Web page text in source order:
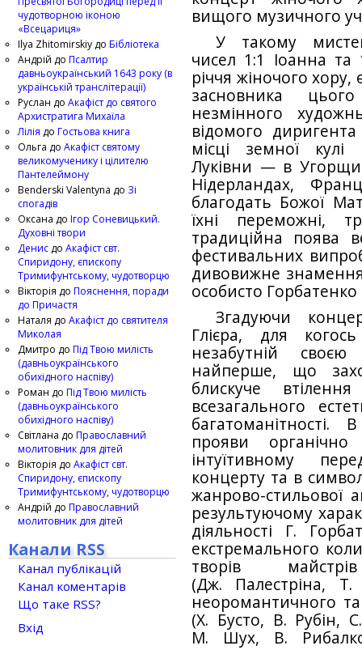
вищого музичного
У такому
чисел 1:1 Іоанна та
річчя жіночого
засновника цього
незмінного
відомого
місці земної
Луківни — в
Нідерландах,
благодать Божої
їхні переможні,
традиційна поява
фестивальних
дивовижне
особисто Горбатенко
Згадуючи
Глієра, для
незабутній
найперше, що
блискуче
всезагального
прояви
інтуїтивному
концерту та в
жанрово-стильової
результуючому
діяльності Г.
екстремального
творів
(Дж. Палестріна, Т.
неоромантичного
(Х. Бусто, В. Рубін,
М. Шух, В.
чудотворною іконою
«Всецариця»
Ilya Zhitomirskiy до Бібліотека
Андрій до Псалтир
давньоукраїнський 1643 року (в
українській транслітерації)
Руслан до Акафіст до святого
Архистратига Михаїла
Лілія до Гостьова книга
Ольга до Акафіст святому
великомученику і цілителю
Пантелеймону
Benderski Valentyna до Зі
спогадів
Оксана до Ігор Соневицький.
Духовні твори
Денис до Акафіст свт.
Спиридону, єпископу
Тримифунтському, чудотворцю
Вікторія до Пояснення, поради
до Причастя
Наталя до Акафіст до святителя
Миколая
Дмитро до Під Твою милість
(давньоукраїнського
обихідного наспіву)
Роман до Під Твою милість
(давньоукраїнського
обихідного наспіву)
Світлана до Православний
молитовник для дітей
Вікторія до Акафіст свт.
Спиридону, єпископу
Тримифунтському, чудотворцю
Андрій до Православний
молитовник для дітей
Канали RSS
Канал публікацій
Канал коментарів
Що таке RSS?
Вхід